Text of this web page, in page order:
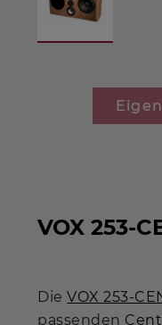
VOX 253-
DieVOX 253-
passenden